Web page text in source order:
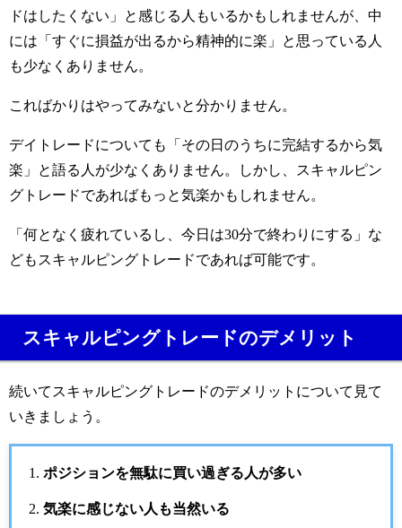
ドはしたくない」と感じる人もいるかもしれませんが、中
には「すぐに損益が出るから精神的に楽」と思っている人
も少なくありません。
こればかりはやってみないと分かりません。
デイトレードについても「その日のうちに完結するから気
楽」と語る人が少なくありません。しかし、スキャルピン
グトレードであればもっと気楽かもしれません。
「何となく疲れているし、今日は30分で終わりにする」な
どもスキャルピングトレードであれば可能です。
スキャルピングトレードのデメリット
続いてスキャルピングトレードのデメリットについて見て
いきましょう。
ポジションを無駄に買い過ぎる人が多い
気楽に感じない人も当然いる